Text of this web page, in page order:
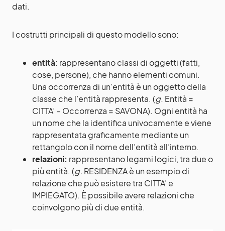
dati.
I costrutti principali di questo modello sono:
entità: rappresentano classi di oggetti (fatti,
cose, persone), che hanno elementi comuni.
Una occorrenza di un’entità è un oggetto della
classe che l’entità rappresenta. (g. Entità =
CITTA’ – Occorrenza = SAVONA). Ogni entità ha
un nome che la identifica univocamente e viene
rappresentata graficamente mediante un
rettangolo con il nome dell’entità all’interno.
relazioni: rappresentano legami logici, tra due o
più entità. (g. RESIDENZA è un esempio di
relazione che può esistere tra CITTA’ e
IMPIEGATO). È possibile avere relazioni che
coinvolgono più di due entità.